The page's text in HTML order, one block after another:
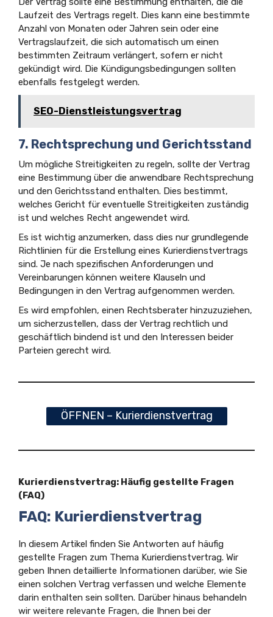
Laufzeit des Vertrags regelt. Dies kann eine bestimmte
Anzahl von Monaten oder Jahren sein oder eine
Vertragslaufzeit, die sich automatisch um einen
bestimmten Zeitraum verlängert, sofern er nicht
gekündigt wird. Die Kündigungsbedingungen sollten
ebenfalls festgelegt werden.
SEO-Dienstleistungsvertrag
7. Rechtsprechung und Gerichtsstand
Um mögliche Streitigkeiten zu regeln, sollte der Vertrag
eine Bestimmung über die anwendbare Rechtsprechung
und den Gerichtsstand enthalten. Dies bestimmt,
welches Gericht für eventuelle Streitigkeiten zuständig
ist und welches Recht angewendet wird.
Es ist wichtig anzumerken, dass dies nur grundlegende
Richtlinien für die Erstellung eines Kurierdienstvertrags
sind. Je nach spezifischen Anforderungen und
Vereinbarungen können weitere Klauseln und
Bedingungen in den Vertrag aufgenommen werden.
Es wird empfohlen, einen Rechtsberater hinzuzuziehen,
um sicherzustellen, dass der Vertrag rechtlich und
geschäftlich bindend ist und den Interessen beider
Parteien gerecht wird.
ÖFFNEN – Kurierdienstvertrag
Kurierdienstvertrag: Häufig gestellte Fragen
(FAQ)
FAQ: Kurierdienstvertrag
In diesem Artikel finden Sie Antworten auf häufig
gestellte Fragen zum Thema Kurierdienstvertrag. Wir
geben Ihnen detaillierte Informationen darüber, wie Sie
einen solchen Vertrag verfassen und welche Elemente
darin enthalten sein sollten. Darüber hinaus behandeln
wir weitere relevante Fragen, die Ihnen bei der